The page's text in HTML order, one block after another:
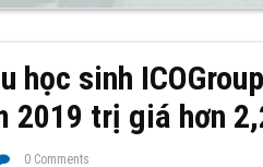
học sinh
2019 trị giá hơn
0 Comments